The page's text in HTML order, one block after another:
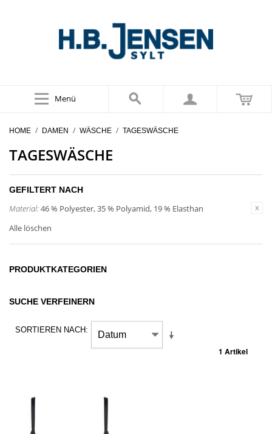
Menü
HOME / DAMEN / WÄSCHE / TAGESWÄSCHE
TAGESWÄSCHE
GEFILTERT NACH
Material:46 % Polyester, 35 % Polyamid, 19 % Elasthan
Alle löschen
PRODUKTKATEGORIEN
SUCHE VERFEINERN
SORTIEREN NACH
1 Artikel